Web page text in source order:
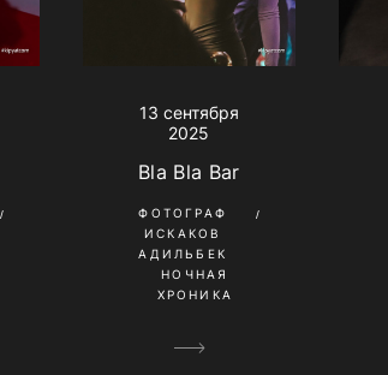
13 сентября
2025
Bla Bla Bar
ФОТОГРАФ
ИСКАКОВ
АДИЛЬБЕК
НОЧНАЯ
ХРОНИКА